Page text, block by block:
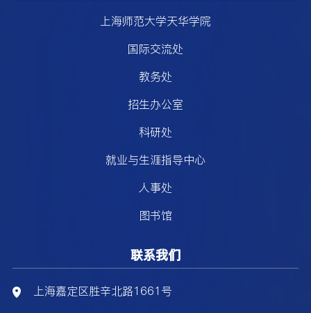
上海师范大学天华学院
国际交流处
教务处
招生办公室
科研处
就业与生涯指导中心
人事处
图书馆
联系我们
上海嘉定区胜辛北路1661号